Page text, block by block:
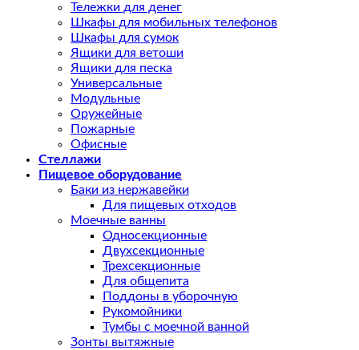
Тележки для денег
Шкафы для мобильных телефонов
Шкафы для сумок
Ящики для ветоши
Ящики для песка
Универсальные
Модульные
Оружейные
Пожарные
Офисные
Стеллажи
Пищевое оборудование
Баки из нержавейки
Для пищевых отходов
Моечные ванны
Односекционные
Двухсекционные
Трехсекционные
Для общепита
Поддоны в уборочную
Рукомойники
Тумбы с моечной ванной
Зонты вытяжные